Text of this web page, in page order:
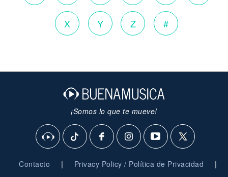
X Y Z #
¡Somos lo que te mueve!
Contacto | Privacy Policy / Política de Privacidad |